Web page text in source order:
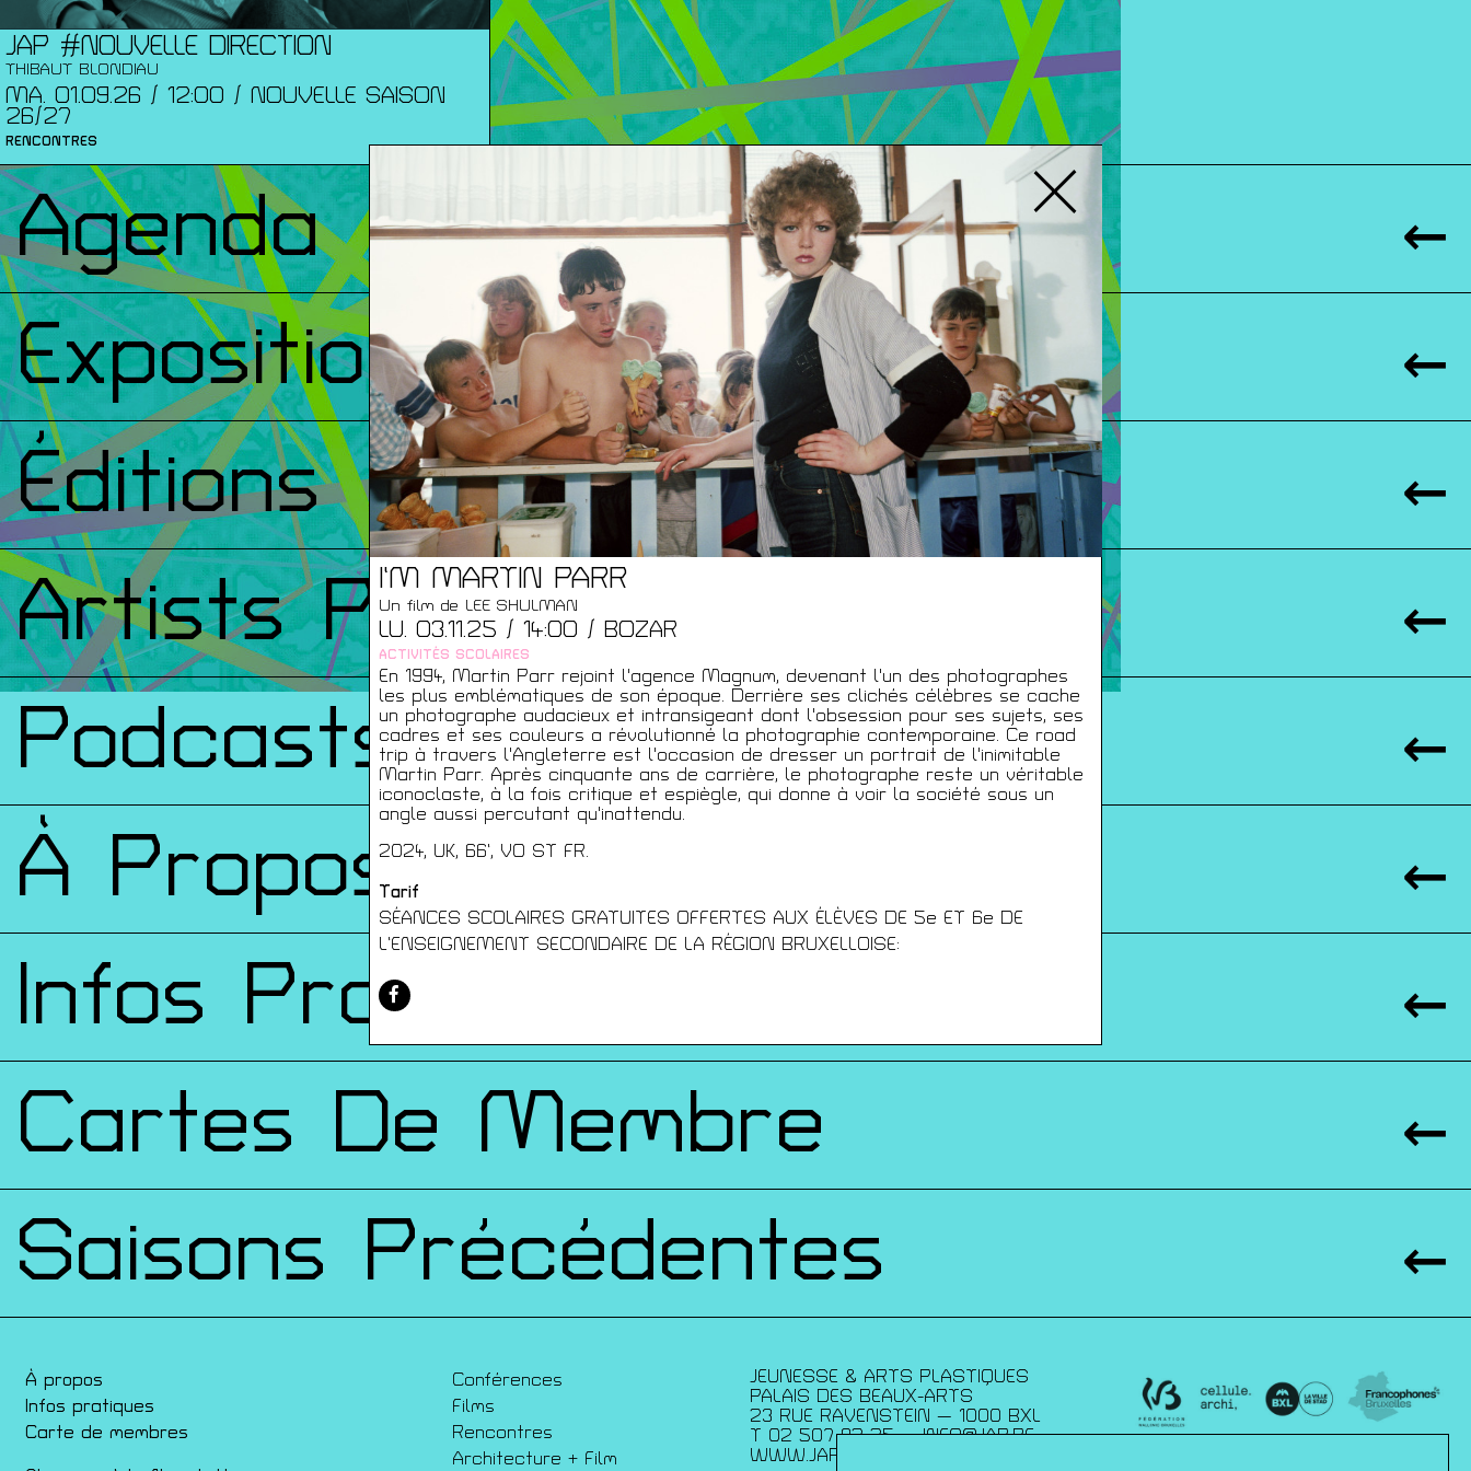
I’M MARTIN PARR
Un film de LEE SHULMAN
LU. 03.11.25 / 14:00 / BOZAR
ACTIVITÉS SCOLAIRES
En 1994, Martin Parr rejoint l'agence Magnum, devenant l'un des photographes
les plus emblématiques de son époque. Derrière ses clichés célèbres se cache
un photographe audacieux et intransigeant dont l'obsession pour ses sujets, ses
cadres et ses couleurs a révolutionné la photographie contemporaine. Ce road
trip à travers l'Angleterre est l'occasion de dresser un portrait de l'inimitable
Martin Parr. Après cinquante ans de carrière, le photographe reste un véritable
iconoclaste, à la fois critique et espiègle, qui donne à voir la société sous un
angle aussi percutant qu'inattendu.
2024, UK, 66’, VO ST FR.
Tarif
SÉANCES SCOLAIRES GRATUITES OFFERTES AUX ÉLÈVES DE 5e ET 6e DE
L’ENSEIGNEMENT SECONDAIRE DE LA RÉGION BRUXELLOISE:
JAP #NOUVELLE DIRECTION
THIBAUT BLONDIAU
MA. 01.09.26 / 12:00 / NOUVELLE SAISON
26/27
RENCONTRES
Agenda
Expositions
Éditions
Artists Print
Podcasts
À Propos
Infos Pratiques
Cartes De Membre
Saisons Précédentes
À propos
Infos pratiques
Carte de membres
Conférences
Films
Rencontres
Architecture + Film
JEUNESSE & ARTS PLASTIQUES
PALAIS DES BEAUX-ARTS
23 RUE RAVENSTEIN — 1000 BXL
T 02 507 82 25 —INFO@JAP.BE
WWW.JAP.BE